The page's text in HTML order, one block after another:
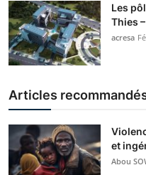
Les
Thies
acresa
Articles
et
Abou